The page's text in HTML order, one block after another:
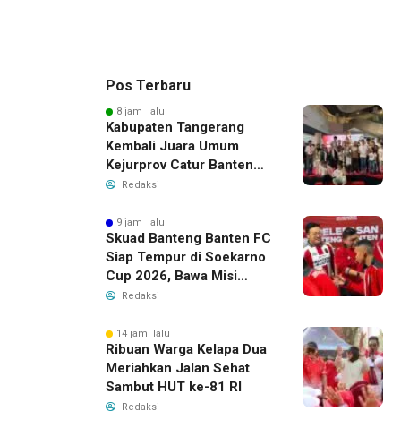
Pos Terbaru
8 jam lalu
Kabupaten Tangerang
Kembali Juara Umum
Kejurprov Catur Banten
2026, Raih 24 Medali
Redaksi
9 jam lalu
Skuad Banteng Banten FC
Siap Tempur di Soekarno
Cup 2026, Bawa Misi
Harumkan Nama Banten
Redaksi
14 jam lalu
Ribuan Warga Kelapa Dua
Meriahkan Jalan Sehat
Sambut HUT ke-81 RI
Redaksi